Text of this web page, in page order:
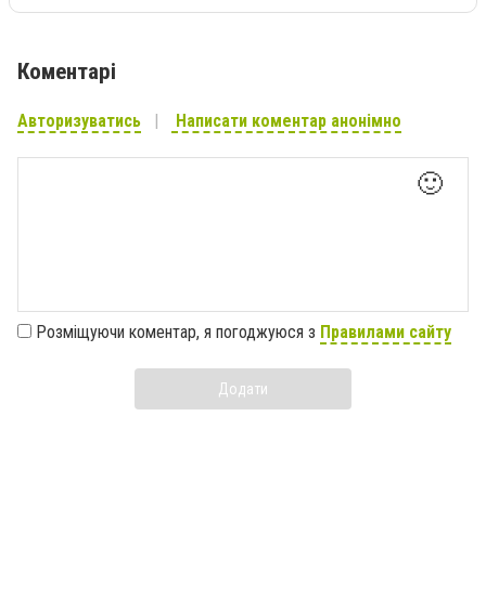
Коментарі
Авторизуватись Написати коментар анонімно
🙂
Розміщуючи коментар, я погоджуюся з Правилами сайту
Додати